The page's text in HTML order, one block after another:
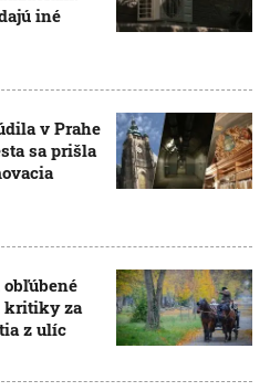
iné
v Prahe
sa prišla
kritiky za
z ulíc